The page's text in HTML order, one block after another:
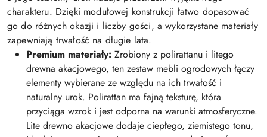
charakteru. Dzięki modułowej konstrukcji łatwo dopasować
go do różnych okazji i liczby gości, a wykorzystane materiały
zapewniają trwałość na długie lata.
Premium materiały: Zrobiony z polirattanu i litego
drewna akacjowego, ten zestaw mebli ogrodowych łączy
elementy wybierane ze względu na ich trwałość i
naturalny urok. Polirattan ma fajną teksturę, która
przyciąga wzrok i jest odporna na warunki atmosferyczne.
Lite drewno akacjowe dodaje ciepłego, ziemistego tonu,